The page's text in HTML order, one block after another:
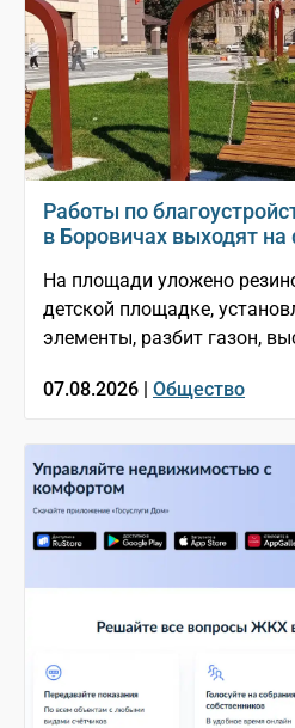
Работы по
в Боровичах выходят
На площади уложено
детской площадке,
элементы, разбит газон,
07.08.2026 | Общество